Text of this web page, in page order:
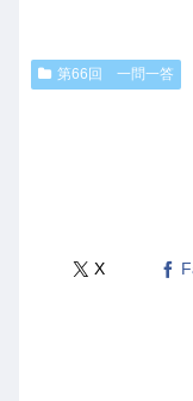
第66回 一問一答
X